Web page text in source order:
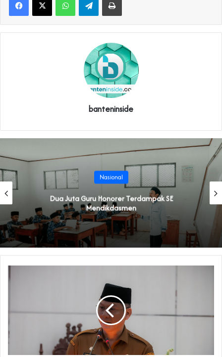
banteninside
Nasional
Dua Juta Guru Honorer Terdampak SE
Mendikdasmen